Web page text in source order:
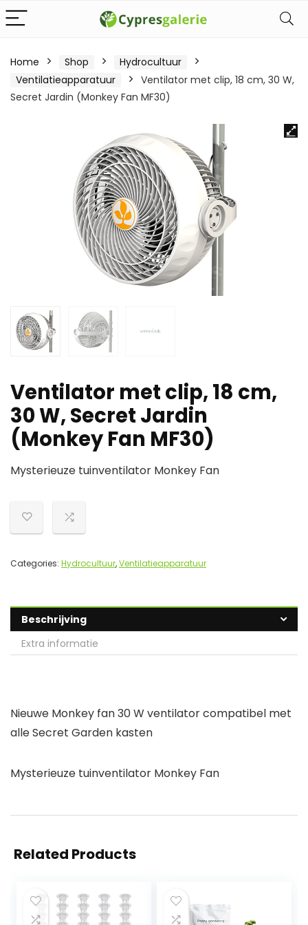
Home Shop
Hydrocultuur
Ventilatieapparatuur
Ventilator met clip, 18 cm, 30 W,
Secret Jardin (Monkey Fan MF30)
Ventilator met clip, 18 cm,
30 W, Secret Jardin
(Monkey Fan MF30)
Mysterieuze tuinventilator Monkey Fan
Categories: Hydrocultuur,Ventilatieapparatuur
Beschrijving
Extra informatie
Nieuwe Monkey fan 30 W ventilator compatibel met
alle Secret Garden kasten
Mysterieuze tuinventilator Monkey Fan
Related Products